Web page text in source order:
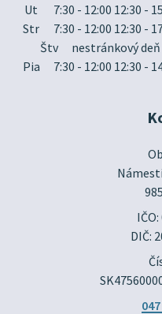
Ut
7:30 - 12:00 12:30 -
Str
7:30 - 12:00 12:30 -
Štv
nestránkový deň
Pia
7:30 - 12:00 12:30 -
DIČ: